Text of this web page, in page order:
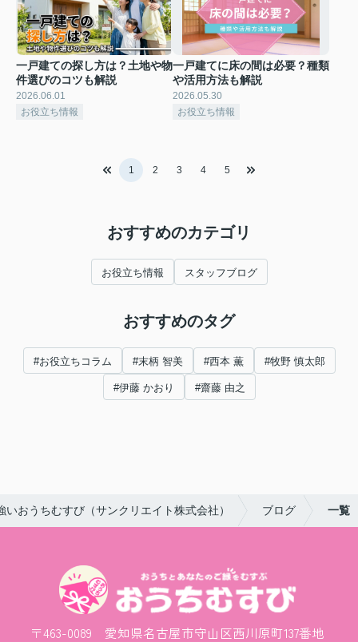
一戸建ての探し方は？土地や物
件選びのコツも解説
2026.06.01
お役立ち情報
一戸建てに床の間は必要？種類
や活用方法も解説
2026.05.30
お役立ち情報
1 2 3 4 5
おすすめのカテゴリ
お役立ち情報 スタッフブログ
おすすめのタグ
#お役立ちコラム #末柄 智美 #西本 薫 #牧野 慎太郎
#伊藤 かおり #齋藤 由之
おうちむすび（サンクリエイト株式会社） ブログ 一覧
〒463-0089 愛知県名古屋市守山区西川原町137番地